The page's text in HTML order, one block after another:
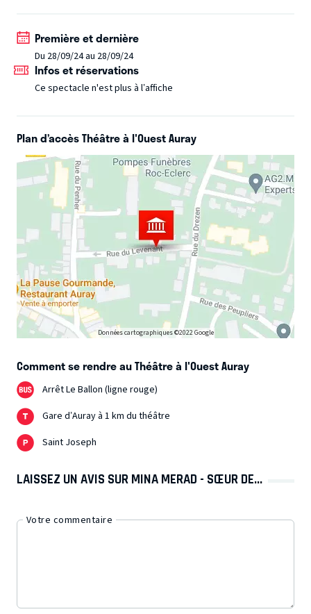
choisi. Mina, la Sœur de... s'affiche à ……. Venez en savoir
plus sur la vie secrète d'une star !
Première et dernière
Du 28/09/24 au 28/09/24
Infos et réservations
Ce spectacle n'est plus à l’affiche
Plan d’accès Théâtre à l'Ouest Auray
Données cartographiques ©2022 Google
Comment se rendre au Théâtre à l'Ouest Auray
Arrêt Le Ballon (ligne rouge)
Gare d’Auray à 1 km du théâtre
Saint Joseph
LAISSEZ UN AVIS SUR MINA MERAD - SŒUR DE...
Votre commentaire